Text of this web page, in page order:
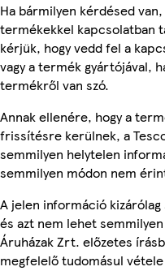
Ha bármilyen kérdésed
termékekkel kapcsolatban
kérjük, hogy vedd fel a
vagy a termék gyártójával,
termékről van szó.
Annak ellenére, hogy a
frissítésre kerülnek, a
semmilyen helytelen
semmilyen módon nem
A jelen információ
és azt nem lehet
Áruházak Zrt. előzetes
megfelelő tudomásul